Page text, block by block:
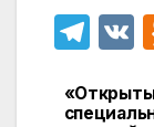
T
e